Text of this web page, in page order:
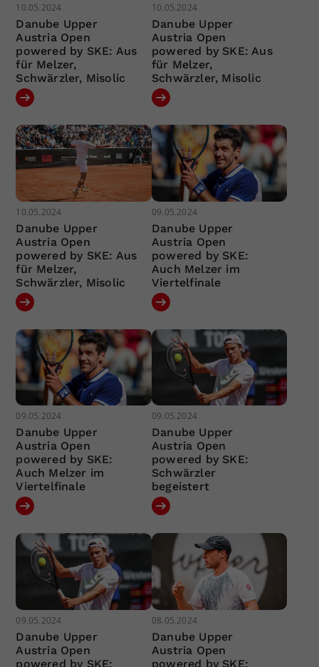
10.05.2024
Danube Upper
Austria Open
powered by SKE: Aus
für Melzer,
Schwärzler, Misolic
10.05.2024
Danube Upper
Austria Open
powered by SKE: Aus
für Melzer,
Schwärzler, Misolic
10.05.2024
Danube Upper
Austria Open
powered by SKE: Aus
für Melzer,
Schwärzler, Misolic
09.05.2024
Danube Upper
Austria Open
powered by SKE:
Auch Melzer im
Viertelfinale
09.05.2024
Danube Upper
Austria Open
powered by SKE:
Auch Melzer im
Viertelfinale
09.05.2024
Danube Upper
Austria Open
powered by SKE:
Schwärzler
begeistert
09.05.2024
Danube Upper
Austria Open
powered by SKE:
08.05.2024
Danube Upper
Austria Open
powered by SKE: